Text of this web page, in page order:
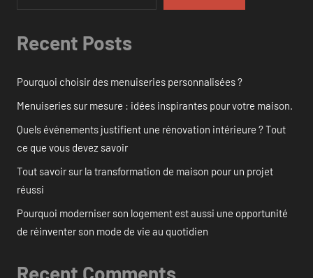
Recent Posts
Pourquoi choisir des menuiseries personnalisées ?
Menuiseries sur mesure : idées inspirantes pour votre maison.
Quels événements justifient une rénovation intérieure ? Tout
ce que vous devez savoir
Tout savoir sur la transformation de maison pour un projet
réussi
Pourquoi moderniser son logement est aussi une opportunité
de réinventer son mode de vie au quotidien
Recent Comments